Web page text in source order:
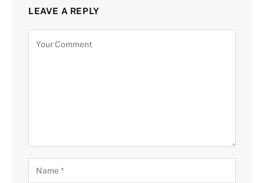
LEAVE A REPLY